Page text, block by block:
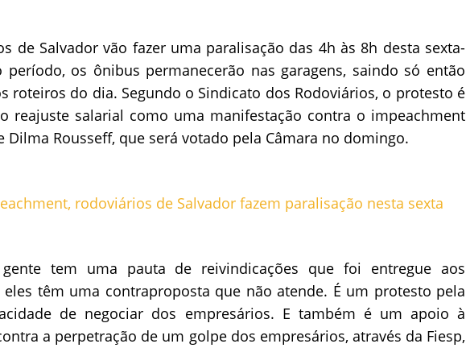
de Salvador vão fazer uma paralisação das 4h às 8h desta sexta-
período, os ônibus permanecerão nas garagens, saindo só então
roteiros do dia. Segundo o Sindicato dos Rodoviários, o protesto é
reajuste salarial como uma manifestação contra o impeachment
Dilma Rousseff, que será votado pela Câmara no domingo.
tem uma pauta de reivindicações que foi entregue aos
eles têm uma contraproposta que não atende. É um protesto pela
de negociar dos empresários. E também é um apoio à
a perpetração de um golpe dos empresários, através da Fiesp,